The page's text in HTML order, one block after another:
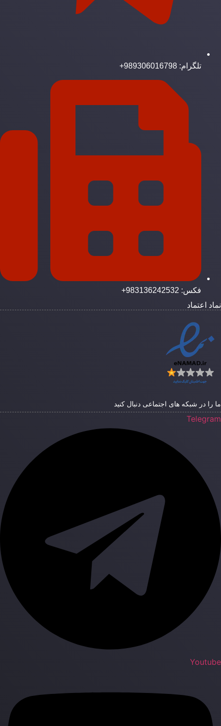
تلگرام: 989306016798+
فکس: 983136242532+
اعتماد
را در شبکه های اجتماعی دنبال کنید